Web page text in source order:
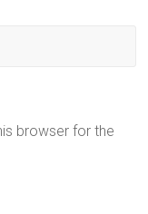
browser for the